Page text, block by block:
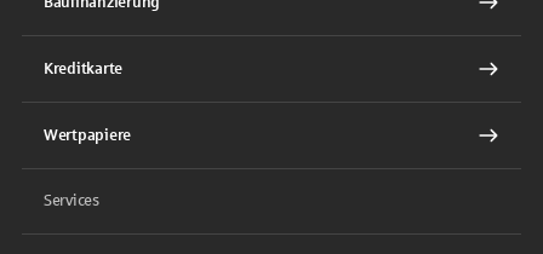
Kreditkarte
Wertpapiere
Services